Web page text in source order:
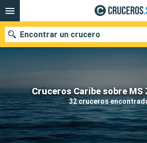
Cruceros Caribe sobre MS
32 cruceros
Encontrar un crucero
Nuestros destinos
Fecha de salida
Puertos